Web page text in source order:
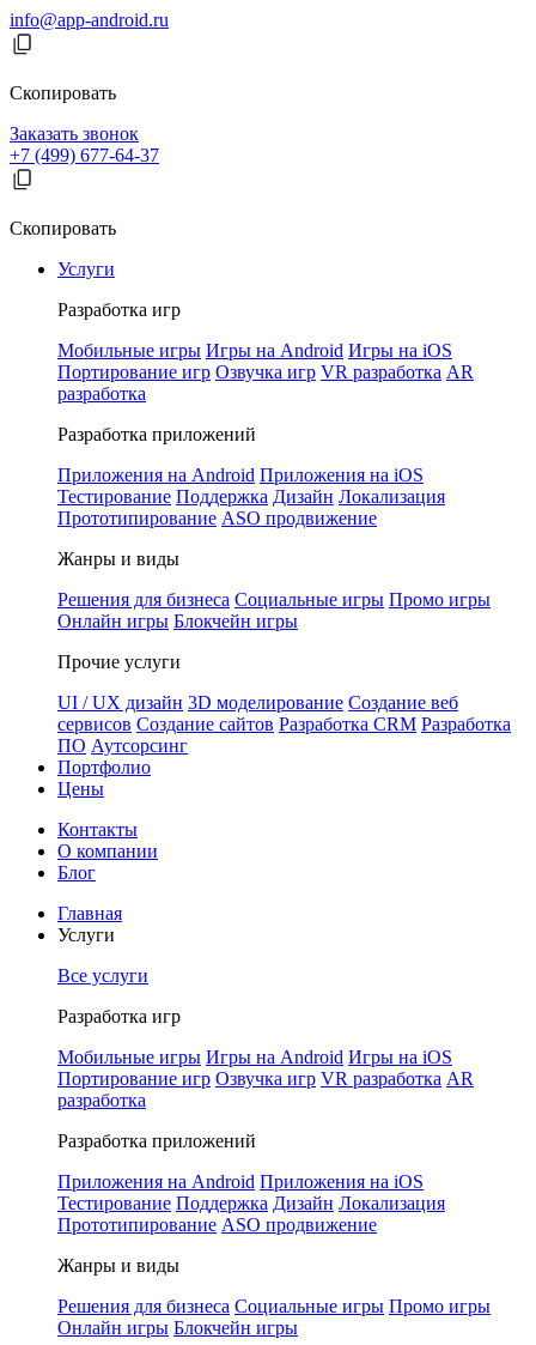
info@app-android.ru
Скопировать
Заказать звонок
+7 (499) 677-64-37
Скопировать
Услуги
Разработка игр
Мобильные игры Игры на Android Игры на iOS
Портирование игр Озвучка игр VR разработка AR
разработка
Разработка приложений
Приложения на Android Приложения на iOS
Тестирование Поддержка Дизайн Локализация
Прототипирование ASO продвижение
Жанры и виды
Решения для бизнеса Социальные игры Промо игры
Онлайн игры Блокчейн игры
Прочие услуги
UI / UX дизайн 3D моделирование Создание веб
сервисов Создание сайтов Разработка CRM Разработка
ПО Аутсорсинг
Портфолио
Цены
Контакты
О компании
Блог
Главная
Услуги
Все услуги
Разработка игр
Мобильные игры Игры на Android Игры на iOS
Портирование игр Озвучка игр VR разработка AR
разработка
Разработка приложений
Приложения на Android Приложения на iOS
Тестирование Поддержка Дизайн Локализация
Прототипирование ASO продвижение
Жанры и виды
Решения для бизнеса Социальные игры Промо игры
Онлайн игры Блокчейн игры